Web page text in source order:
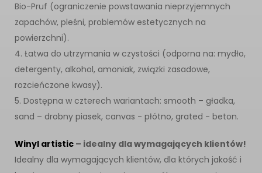
Bio-Pruf (ograniczenie powstawania nieprzyjemnych
zapachów, pleśni, problemów estetycznych na
powierzchni).
4. Łatwa do utrzymania w czystości (odporna na: mydło,
detergenty, alkohol, amoniak, związki zasadowe,
rozcieńczone kwasy).
5. Dostępna w czterech wariantach: smooth – gładka,
sand – drobny piasek, canvas - płótno, grated - beton.
Winyl artistic – idealny dla wymagających klientów!
Idealny dla wymagających klientów, dla których jakość i